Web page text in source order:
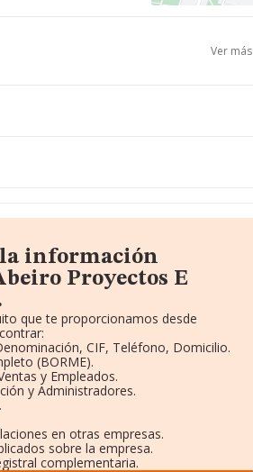
Ver más
la información
Proyectos E
que te proporcionamos desde
CIF, Teléfono, Domicilio.
(BORME).
y Empleados.
y Administradores.
en otras empresas.
sobre la empresa.
complementaria.